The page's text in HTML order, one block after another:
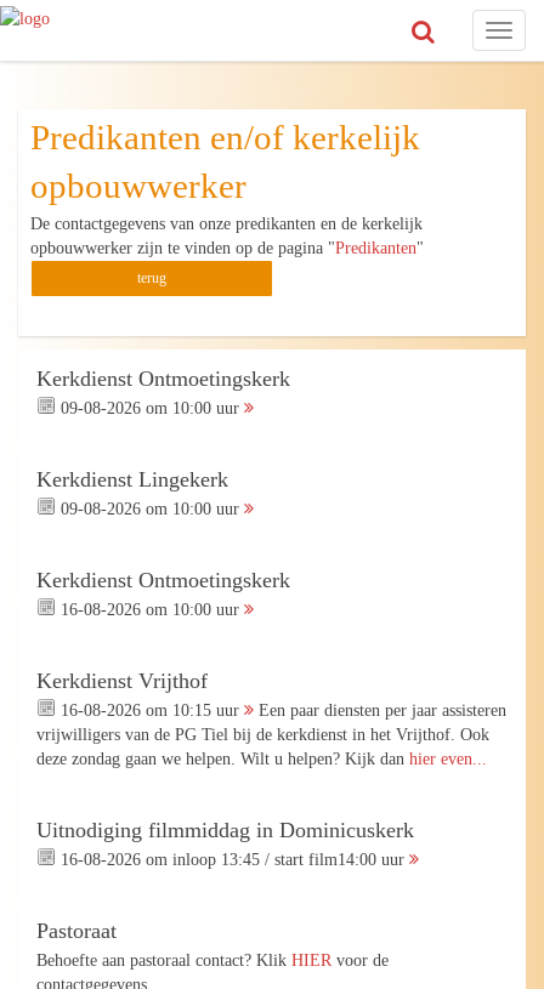
Toggle
Predikanten en/of kerkelijk
opbouwwerker
De contactgegevens van onze predikanten en de kerkelijk
opbouwwerker zijn te vinden op de pagina "Predikanten"
terug
Kerkdienst Ontmoetingskerk
09-08-2026 om 10:00 uur
Kerkdienst Lingekerk
09-08-2026 om 10:00 uur
Kerkdienst Ontmoetingskerk
16-08-2026 om 10:00 uur
Kerkdienst Vrijthof
16-08-2026 om 10:15 uur
Een paar diensten per jaar assisteren
vrijwilligers van de PG Tiel bij de kerkdienst in het Vrijthof. Ook
deze zondag gaan we helpen. Wilt u helpen? Kijk dan hier even...
Uitnodiging filmmiddag in Dominicuskerk
16-08-2026 om inloop 13:45 / start film14:00 uur
Pastoraat
Behoefte aan pastoraal contact? Klik HIER voor de
contactgegevens.